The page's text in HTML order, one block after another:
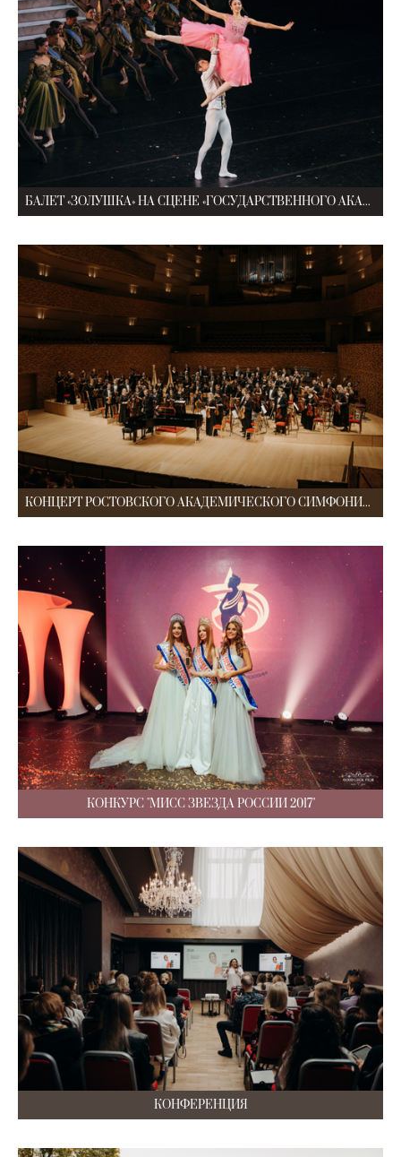
БАЛЕТ «ЗОЛУШКА» НА СЦЕНЕ «ГОСУДАРСТВЕННОГО АКАДЕМИЧЕСКОГО МАРИИНСКОГО ТЕАТРА»
КОНЦЕРТ РОСТОВСКОГО АКАДЕМИЧЕСКОГО СИМФОНИЧЕСКОГО ОРКЕСТРА В МАРИИНСКОМ ТЕАТРЕ
КОНКУРС "МИСС ЗВЕЗДА РОССИИ 2017"
КОНФЕРЕНЦИЯ